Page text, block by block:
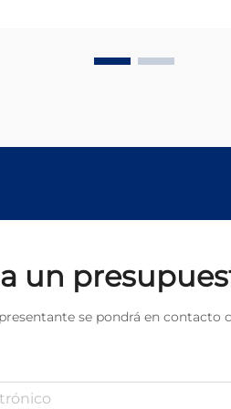
significativo
velocidades más
un
se pondrá en contacto